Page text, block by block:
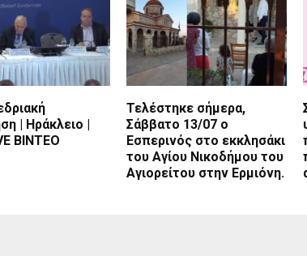
| Ηράκλειο |
BINTEO
Τελέστηκε σήμερα,
Σάββατο 13/07 ο
Εσπερινός στο εκκλησάκι
του Αγίου Νικοδήμου του
Αγιορείτου στην Ερμιόνη.